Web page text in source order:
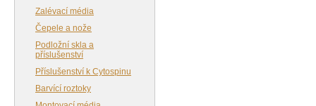
Zalévací média
Čepele a nože
Podložní skla a
příslušenství
Příslušenství k Cytospinu
Barvící roztoky